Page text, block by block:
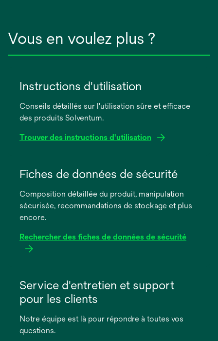
Vous en voulez plus ?
Instructions d'utilisation
Conseils détaillés sur l'utilisation sûre et efficace
des produits Solventum.
Trouver des instructions d'utilisation
dans
nouvel
onglet
Fiches de données de sécurité
Composition détaillée du produit, manipulation
sécurisée, recommandations de stockage et plus
encore.
Rechercher des fiches de données de sécurité
dans
nouvel
onglet
Service d'entretien et support
pour les clients
Notre équipe est là pour répondre à toutes vos
questions.